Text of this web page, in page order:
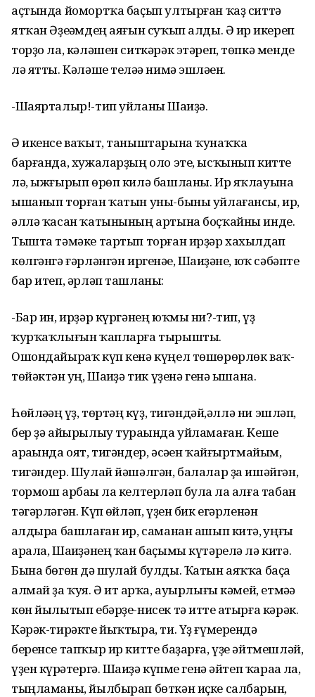
аҫтында йомортҡа баҫып ултырған ҡаҙ ситтә
ятҡан Әҙеһәмдең аяғын суҡып алды. Ә ир һикереп
торҙо ла, кәләшен ситкәрәк этәреп, төпкә менде
лә ятты. Кәләше теләһә нимә эшләһен.
-Шаярталыр!-тип уйланы Шаһиҙә.
Ә икенсе ваҡыт, таныштарына ҡунаҡҡа
барғанда, хужаларҙың оло эте, ысҡынып китте
лә, ыжғырып өрөп килә башланы. Ир яҡлауына
ышанып торған ҡатын уны-быны уйлағансы, ир,
әллә ҡасан ҡатынының артына боҫҡайны инде.
Тышта тәмәке тартып торған ирҙәр хахылдап
көлгәнгә ғәрләнгән иргенәһе, Шаһиҙәне, юҡ сәбәпте
бар итеп, әрләп ташланы:
-Бар ин, ирҙәр күргәнең юҡмы ни?-тип, үҙ
ҡурҡаҡлығын ҡапларға тырышты.
Ошондайыраҡ күп кенә күңел төшөрөрлөк ваҡ-
төйәктән һуң, Шаһиҙә тик үҙенә генә ышана.
Һөйләһәң һүҙ, төртһәң күҙ, тигәндәй,әллә ни эшләп,
бер ҙә айырылыу тураһында уйламаған. Кеше
араһында оят, тигәндер, әсәһен ҡайғыртмайым,
тигәндер. Шулай йәшәлгән, балалар ҙа ишәйгән,
тормош арбаһы ла келтерләп булһа ла алға табан
тәгәрләгән. Күп һөйләп, үҙен бик егәрленән
һалдыра башлаған ир, саманан ашып китһә, һуңғы
арала, Шаһиҙәнең ҡан баҫымы күтәрелә лә китә.
Бына бөгөн дә шулай булды. Ҡатын аяҡҡа баҫа
алмай ҙа ҡуя. Ә ит һарҡа, ауырлығы кәмей, етмәһә
көн йылытып ебәрҙе-нисек тә итте һатырға кәрәк.
Кәрәк-тирәкте йыҡтыра, ти. Үҙ ғүмерендә
беренсе тапҡыр ир китте баҙарға, үҙе әйтмешләй,
үҙен күрһәтергә. Шаһиҙә күпме генә әйтеп ҡараһа ла,
тыңламаны, йылбырап бөткән иҫке салбарын,